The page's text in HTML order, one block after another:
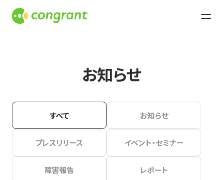
お知らせ
すべて お知らせ
プレスリリース イベント・セミナー
障害報告 レポート